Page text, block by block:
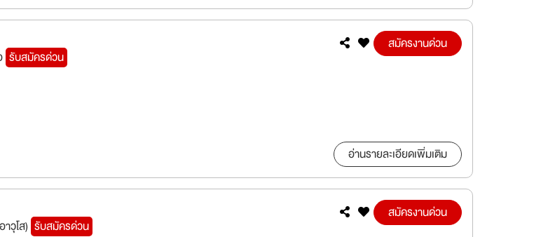
รับสมัครด่วน
สมัครงานด่วน
อ่านรายละเอียดเพิ่มเติม
วุโส) รับสมัครด่วน
สมัครงานด่วน